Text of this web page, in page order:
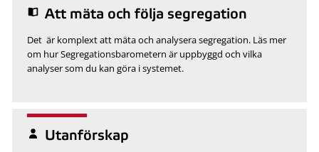
Att mäta och följa segregation
Det är komplext att mäta och analysera segregation. Läs mer
om hur Segregationsbarometern är uppbyggd och vilka
analyser som du kan göra i systemet.
Utanförskap